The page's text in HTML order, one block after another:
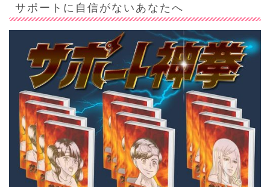
サポートに自信がないあなたへ